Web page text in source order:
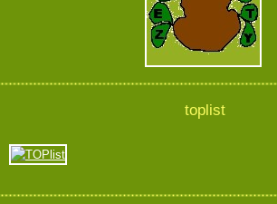
toplist